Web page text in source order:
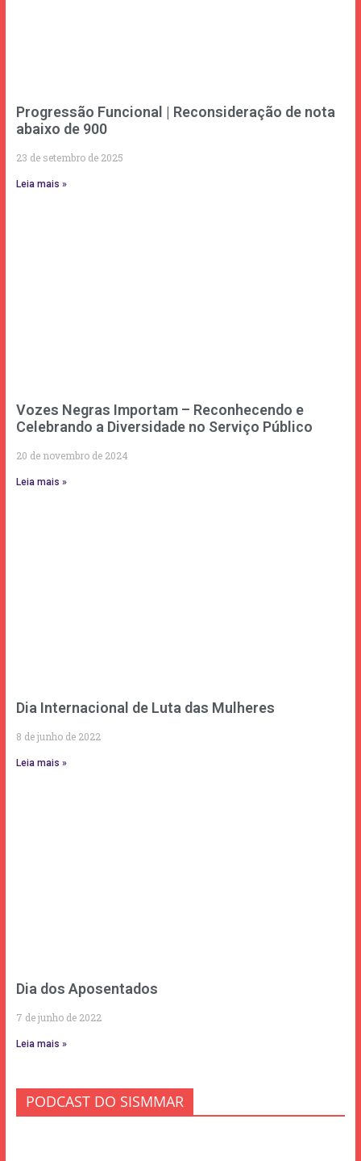
Progressão Funcional | Reconsideração de nota
abaixo de 900
23 de setembro de 2025
Leia mais »
Vozes Negras Importam – Reconhecendo e
Celebrando a Diversidade no Serviço Público
20 de novembro de 2024
Leia mais »
Dia Internacional de Luta das Mulheres
8 de junho de 2022
Leia mais »
Dia dos Aposentados
7 de junho de 2022
Leia mais »
PODCAST DO SISMMAR